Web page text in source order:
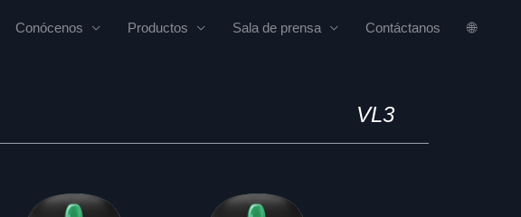
Conócenos Productos Sala de prensa Contáctanos 🌐
VL3